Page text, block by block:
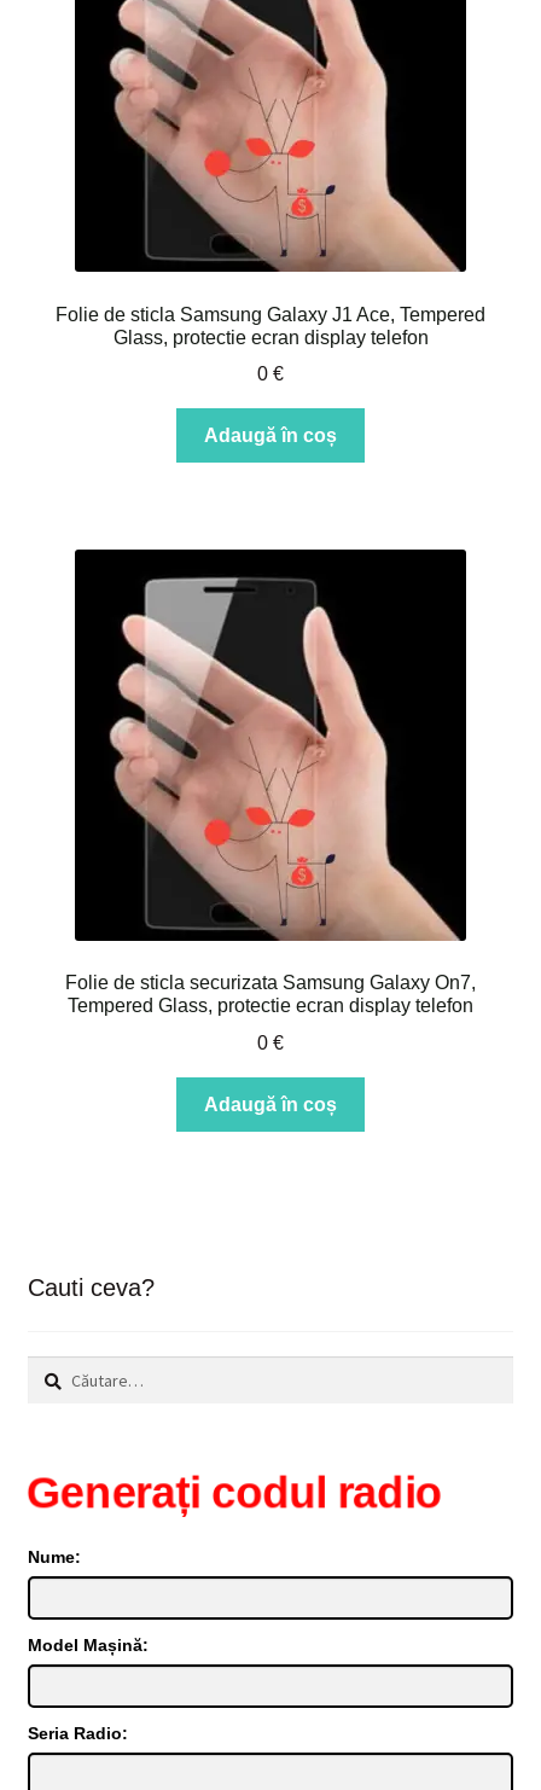
Folie de sticla Samsung Galaxy J1 Ace, Tempered
Glass, protectie ecran display telefon
0 €
Adaugă în coș
Folie de sticla securizata Samsung Galaxy On7,
Tempered Glass, protectie ecran display telefon
0 €
Adaugă în coș
Cauti ceva?
Caută
după:
Generați codul radio
Nume:
Model Mașină:
Seria Radio: